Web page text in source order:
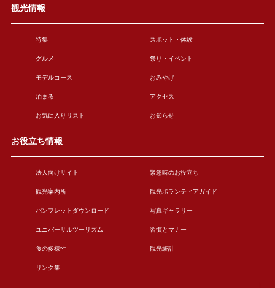
観光情報
特集 スポット・体験
グルメ 祭り・イベント
モデルコース おみやげ
泊まる アクセス
お気に入りリスト お知らせ
お役立ち情報
法人向けサイト 緊急時のお役立ち
観光案内所 観光ボランティアガイド
パンフレットダウンロード 写真ギャラリー
ユニバーサルツーリズム 習慣とマナー
食の多様性 観光統計
リンク集